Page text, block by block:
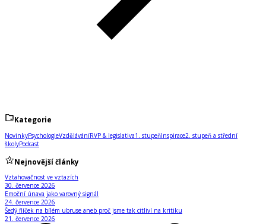
Kategorie
NovinkyPsychologieVzděláváníRVP & legislativa1. stupeňInspirace2. stupeň a střední
školyPodcast
Nejnovější články
Vztahovačnost ve vztazích
30. července 2026
Emoční únava jako varovný signál
24. července 2026
Šedý flíček na bílém ubruse aneb proč jsme tak citliví na kritiku
21. července 2026